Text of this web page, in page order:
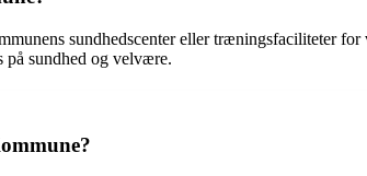
sundhedscenter eller træningsfaciliteter for
på sundhed og velvære.